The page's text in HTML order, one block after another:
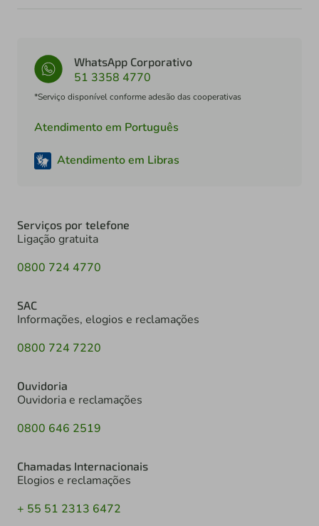
WhatsApp Corporativo
51 3358 4770
*Serviço disponível conforme adesão das cooperativas
Atendimento em Português
Atendimento em Libras
Serviços por telefone
Ligação gratuita
0800 724 4770
SAC
Informações, elogios e reclamações
0800 724 7220
Ouvidoria
Ouvidoria e reclamações
0800 646 2519
Chamadas Internacionais
Elogios e reclamações
+ 55 51 2313 6472